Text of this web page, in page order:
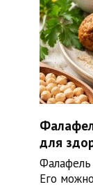
для
Фалафель
Его